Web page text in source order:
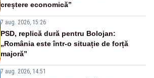
creștere economică”
7 aug. 2026, 15:26
PSD, replică dură pentru Bolojan:
„România este într-o situație de forță
majoră”
7 aug. 2026, 14:51